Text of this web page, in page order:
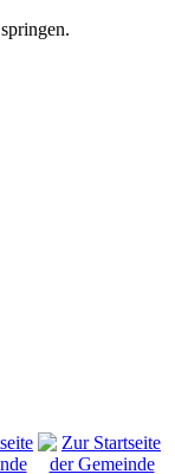
springen.